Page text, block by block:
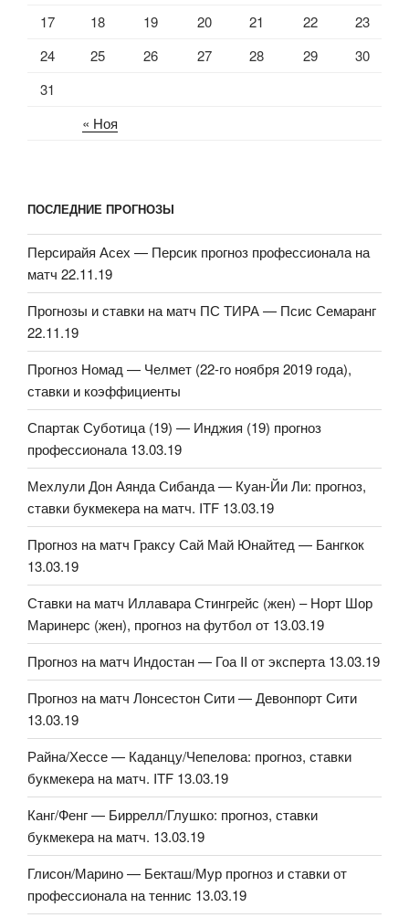
« Ноя
17
18 19 20 21 22
23
24
25 26 27 28 29
30
31
ПОСЛЕДНИЕ ПРОГНОЗЫ
Персирайя Асех — Персик прогноз профессионала на
матч 22.11.19
Прогнозы и ставки на матч ПС ТИРА — Псис Семаранг
22.11.19
Прогноз Номад — Челмет (22-го ноября 2019 года),
ставки и коэффициенты
Спартак Суботица (19) — Инджия (19) прогноз
профессионала 13.03.19
Мехлули Дон Аянда Сибанда — Куан-Йи Ли: прогноз,
ставки букмекера на матч. ITF 13.03.19
Прогноз на матч Граксу Сай Май Юнайтед — Бангкок
13.03.19
Ставки на матч Иллавара Стингрейс (жен) – Норт Шор
Маринерс (жен), прогноз на футбол от 13.03.19
Прогноз на матч Индостан — Гоа II от эксперта 13.03.19
Прогноз на матч Лонсестон Сити — Девонпорт Сити
13.03.19
Райна/Хессе — Каданцу/Чепелова: прогноз, ставки
букмекера на матч. ITF 13.03.19
Канг/Фенг — Биррелл/Глушко: прогноз, ставки
букмекера на матч. 13.03.19
Глисон/Марино — Бекташ/Мур прогноз и ставки от
профессионала на теннис 13.03.19